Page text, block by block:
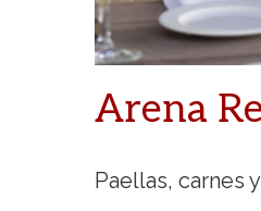
Arena
Paellas, carnes